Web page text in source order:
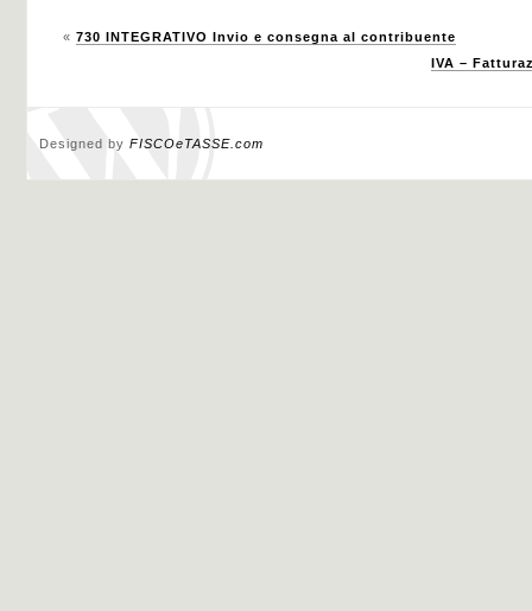
« 730 INTEGRATIVO Invio e consegna al contribuente
IVA –
Designed by FISCOeTASSE.com